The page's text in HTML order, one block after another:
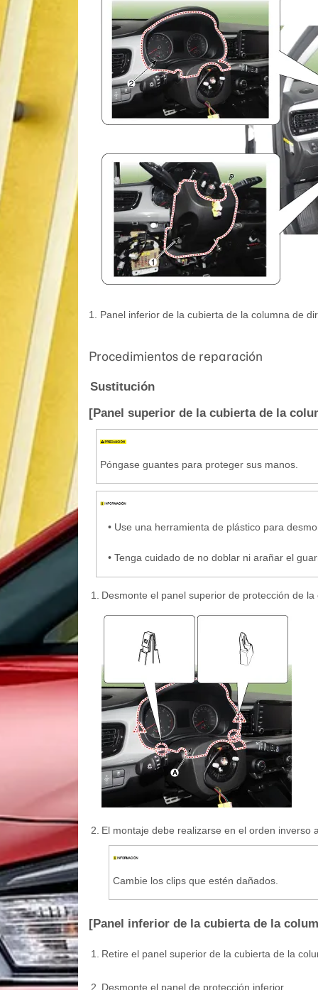
1. Panel inferior de la cubierta de la columna de
Procedimientos de reparación
Sustitución
[Panel superior de la cubierta de la
Póngase guantes para proteger sus manos.
• Use una herramienta de plástico para
• Tenga cuidado de no doblar ni arañar el
1. Desmonte el panel superior de protección de
2. El montaje debe realizarse en el orden inverso
Cambie los clips que estén dañados.
[Panel inferior de la cubierta de la
1. Retire el panel superior de la cubierta de la
2. Desmonte el panel de protección inferior.